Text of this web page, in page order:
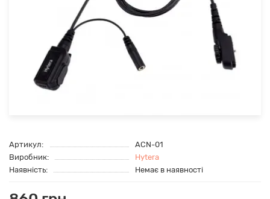
Артикул:
ACN-01
Виробник:
Hytera
Наявність:
Немає в наявності